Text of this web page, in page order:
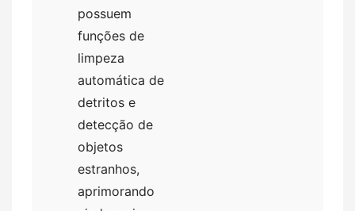
possuem
funções de
limpeza
automática de
detritos e
detecção de
objetos
estranhos,
aprimorando